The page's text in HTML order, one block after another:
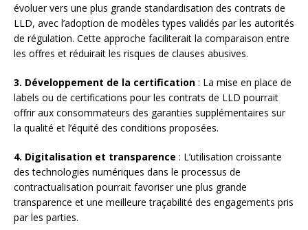
évoluer vers une plus grande standardisation des contrats de
LLD, avec l’adoption de modèles types validés par les autorités
de régulation. Cette approche faciliterait la comparaison entre
les offres et réduirait les risques de clauses abusives.
3. Développement de la certification : La mise en place de
labels ou de certifications pour les contrats de LLD pourrait
offrir aux consommateurs des garanties supplémentaires sur
la qualité et l’équité des conditions proposées.
4. Digitalisation et transparence : L’utilisation croissante
des technologies numériques dans le processus de
contractualisation pourrait favoriser une plus grande
transparence et une meilleure traçabilité des engagements pris
par les parties.